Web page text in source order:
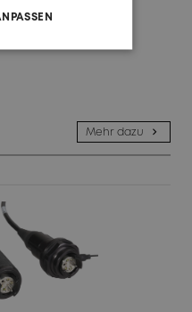
für
für raue
Mehr dazu